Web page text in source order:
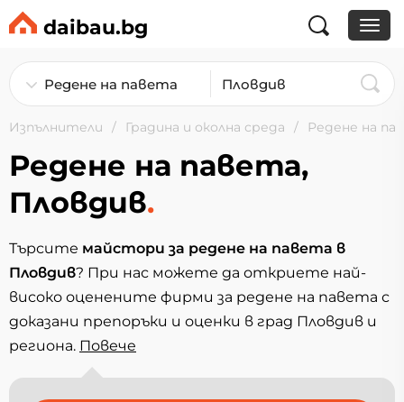
daibau.bg
Изпълнители Градина и околна среда Редене на
Редене на павета,
Пловдив.
Търсите майстори за редене на павета в
Пловдив? При нас можете да откриете най-
високо оценените фирми за редене на павета с
доказани препоръки и оценки в град Пловдив и
региона. Повечe